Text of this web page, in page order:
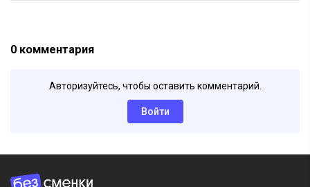
0 комментария
Авторизуйтесь, чтобы оставить комментарий.
Войти